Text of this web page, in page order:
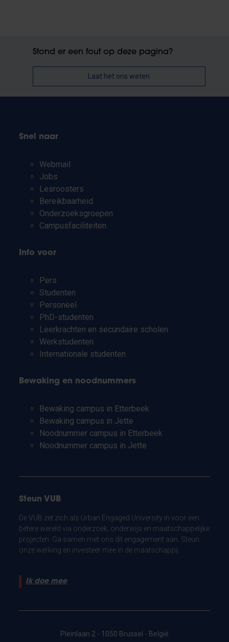
Stond er een fout op deze pagina?
Laat het ons weten
Snel naar
Webmail
Jobs
Lesroosters
Bereikbaarheid
Onderzoeksgroepen
Campusfaciliteiten
Info voor
Pers
Studenten
Personeel
PhD-studenten
Leerkrachten en secundaire scholen
Werkstudenten
Internationale studenten
Bewaking en noodnummers
Bewaking campus in Etterbeek
Bewaking campus in Jette
Noodnummer campus in Etterbeek
Noodnummer campus in Jette
Steun VUB
De VUB zet zich als Urban Engaged University in voor een
betere wereld via onderzoek, onderwijs en maatschappelijke
projecten. Ga samen met ons dit engagement aan. Steun
onze werking en investeer mee in de maatschappij.
Ik doe mee
Pleinlaan 2 - 1050 Brussel - België